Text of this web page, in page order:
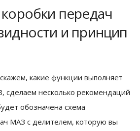
передач
и принцип
какие функции выполняет
сделаем несколько рекомендаций
обозначена схема
МАЗ с делителем, которую вы